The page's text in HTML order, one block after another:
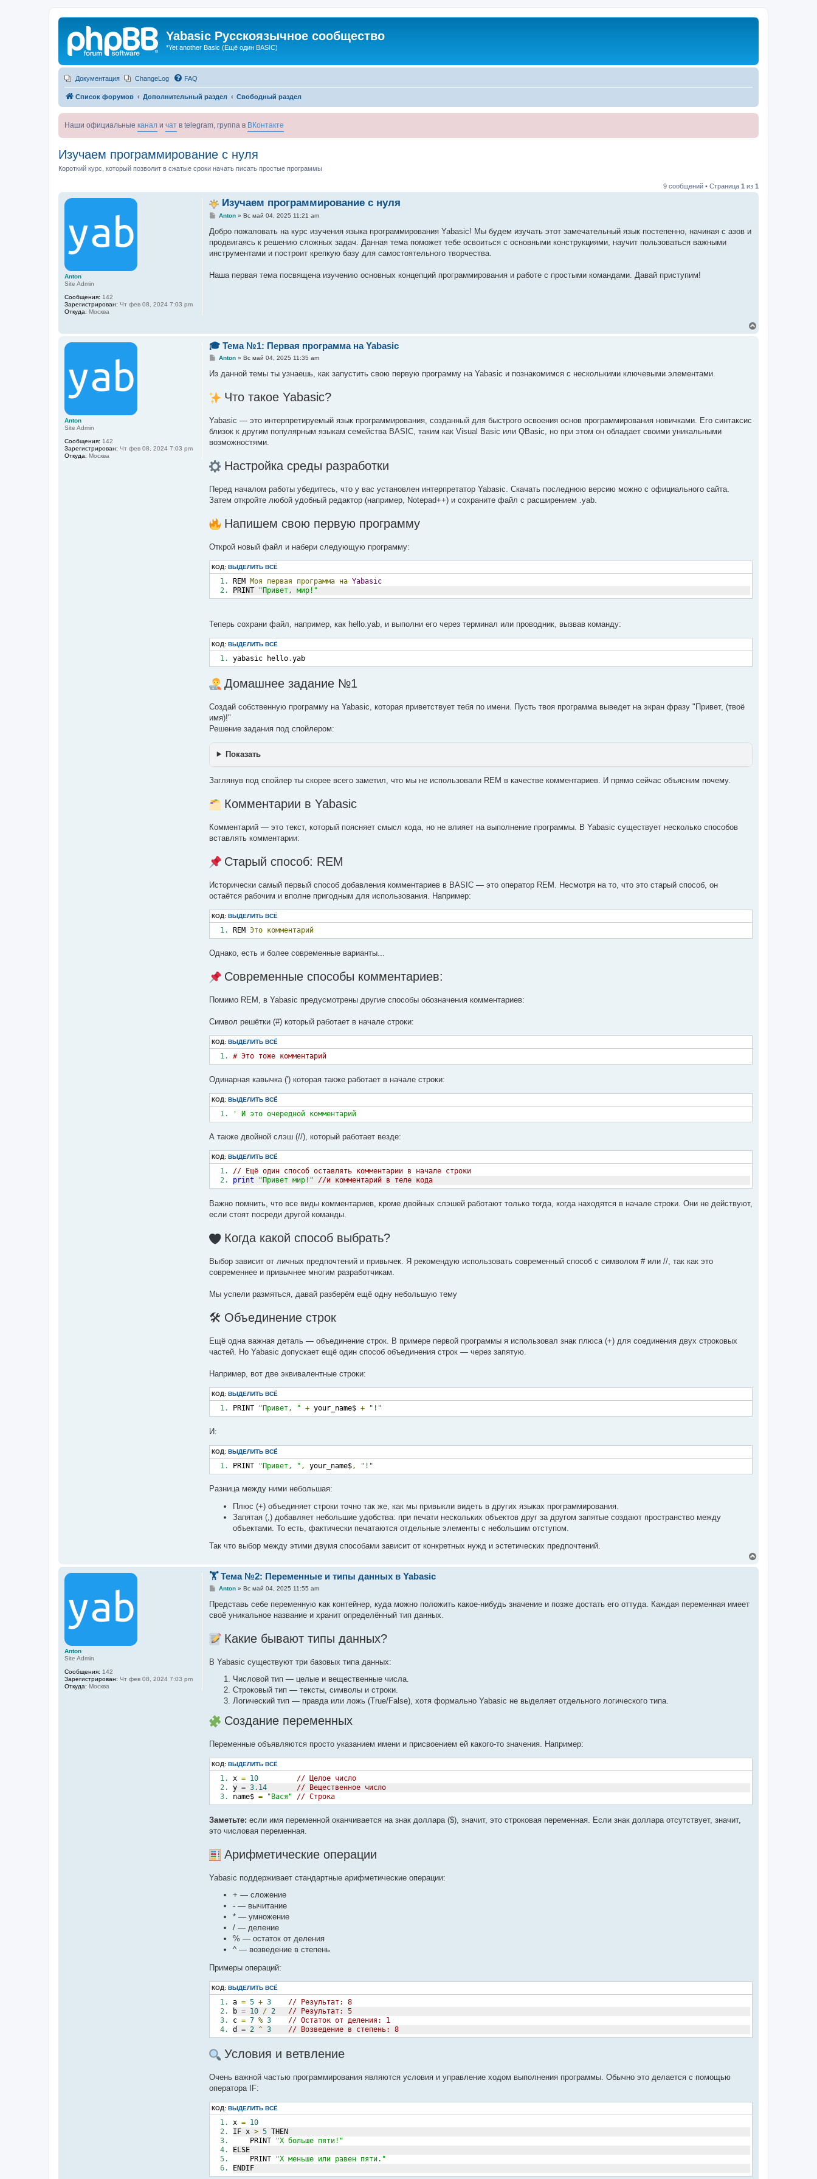
Yabasic Русскоязычное сообщество
*Yet another Basic (Ещё один BASIC)
Документация ChangeLog FAQ
Список форумов Дополнительный раздел Свободный раздел
Наши официальные канал и чат в telegram, группа в ВКонтакте
Изучаем программирование с нуля
Короткий курс, который позволит в сжатые сроки начать писать простые программы
9 сообщений • Страница 1 из 1
Anton
Site Admin
Сообщения: 142
Зарегистрирован: Чт фев 08, 2024 7:03 pm
Откуда: Москва
Изучаем программирование с нуля
С
о
щ
е
е
Anton» Вс май 04, 2025 11:21 am
Добро пожаловать на курс изучения языка программирования Yabasic! Мы будем изучать этот замечательный язык постепенно, начиная с азов и
продвигаясь к решению сложных задач. Данная тема поможет тебе освоиться с основными конструкциями, научит пользоваться важными
инструментами и построит крепкую базу для самостоятельного творчества.
Наша первая тема посвящена изучению основных концепций программирования и работе с простыми командами. Давай приступим!
Anton
Site Admin
Сообщения: 142
Зарегистрирован: Чт фев 08, 2024 7:03 pm
Откуда: Москва
🎓 Тема №1: Первая программа на Yabasic
С
о
е
н
Anton» Вс май 04, 2025 11:35 am
Из данной темы ты узнаешь, как запустить свою первую программу на Yabasic и познакомимся с несколькими ключевыми элементами.
Что такое Yabasic?
Yabasic — это интерпретируемый язык программирования, созданный для быстрого освоения основ программирования новичками. Его синтаксис
близок к другим популярным языкам семейства BASIC, таким как Visual Basic или QBasic, но при этом он обладает своими уникальными
возможностями.
Настройка среды разработки
Перед началом работы убедитесь, что у вас установлен интерпретатор Yabasic. Скачать последнюю версию можно с официального сайта.
Затем откройте любой удобный редактор (например, Notepad++) и сохраните файл с расширением .yab.
Напишем свою первую программу
Открой новый файл и набери следующую программу:
КОД: ВЫДЕЛИТЬ ВСЁ
REM Моя первая программа на Yabasic
PRINT
"Привет, мир!"
Теперь сохрани файл, например, как hello.yab, и выполни его через терминал или проводник, вызвав команду:
КОД: ВЫДЕЛИТЬ ВСЁ
yabasic hello.yab
Домашнее задание №1
Создай собственную программу на Yabasic, которая приветствует тебя по имени. Пусть твоя программа выведет на экран фразу "Привет, (твоё
имя)!"
Решение задания под спойлером:
Показать
Заглянув под спойлер ты скорее всего заметил, что мы не использовали REM в качестве комментариев. И прямо сейчас объясним почему.
Комментарии в Yabasic
Комментарий — это текст, который поясняет смысл кода, но не влияет на выполнение программы. В Yabasic существует несколько способов
вставлять комментарии:
Старый способ: REM
Исторически самый первый способ добавления комментариев в BASIC — это оператор REM. Несмотря на то, что это старый способ, он
остаётся рабочим и вполне пригодным для использования. Например:
КОД: ВЫДЕЛИТЬ ВСЁ
REM Это комментарий
Однако, есть и более современные варианты...
Современные способы комментариев:
Помимо REM, в Yabasic предусмотрены другие способы обозначения комментариев:
Символ решётки (#) который работает в начале строки:
КОД: ВЫДЕЛИТЬ ВСЁ
# Это тоже комментарий
Одинарная кавычка (') которая также работает в начале строки:
КОД: ВЫДЕЛИТЬ ВСЁ
' И это очередной комментарий
А также двойной слэш (//), который работает везде:
КОД: ВЫДЕЛИТЬ ВСЁ
// Ещё один способ оставлять комментарии в начале строки
print
"Привет мир!" //и комментарий в теле кода
Важно помнить, что все виды комментариев, кроме двойных слэшей работают только тогда, когда находятся в начале строки. Они не действуют,
если стоят посреди другой команды.
Когда какой способ выбрать?
Выбор зависит от личных предпочтений и привычек. Я рекомендую использовать современный способ с символом # или //, так как это
современнее и привычнее многим разработчикам.
Мы успели размяться, давай разберём ещё одну небольшую тему
🛠 Объединение строк
Ещё одна важная деталь — объединение строк. В примере первой программы я использовал знак плюса (+) для соединения двух строковых
частей. Но Yabasic допускает ещё один способ объединения строк — через запятую.
Например, вот две эквивалентные строки:
КОД: ВЫДЕЛИТЬ ВСЁ
PRINT "Привет, " + your_name$ + "!"
И:
КОД: ВЫДЕЛИТЬ ВСЁ
PRINT "Привет, " , your_name$, "!"
Разница между ними небольшая:
Плюс (+) объединяет строки точно так же, как мы привыкли видеть в других языках программирования.
Запятая (,) добавляет небольшие удобства: при печати нескольких объектов друг за другом запятые создают пространство между
объектами. То есть, фактически печатаются отдельные элементы с небольшим отступом.
Так что выбор между этими двумя способами зависит от конкретных нужд и эстетических предпочтений.
Anton
Site Admin
Сообщения: 142
Зарегистрирован: Чт фев 08, 2024 7:03 pm
Откуда: Москва
🏋️ Тема №2: Переменные и типы данных в Yabasic
С
о
щ
и
Anton» Вс май 04, 2025 11:55 am
Представь себе переменную как контейнер, куда можно положить какое-нибудь значение и позже достать его оттуда. Каждая переменная имеет
своё уникальное название и хранит определённый тип данных.
Какие бывают типы данных?
В Yabasic существуют три базовых типа данных:
Числовой тип — целые и вещественные числа.
Строковый тип — тексты, символы и строки.
Логический тип — правда или ложь (True/False), хотя формально Yabasic не выделяет отдельного логического типа.
Создание переменных
Переменные объявляются просто указанием имени и присвоением ей какого-то значения. Например:
КОД: ВЫДЕЛИТЬ ВСЁ
x = 10
// Целое число
y = 3.14
// Вещественное число
name$ = "Вася" // Строка
Заметьте: если имя переменной оканчивается на знак доллара ($), значит, это строковая переменная. Если знак доллара отсутствует, значит,
это числовая переменная.
Арифметические операции
Yabasic поддерживает стандартные арифметические операции:
+ — сложение
- — вычитание
* — умножение
/ — деление
% — остаток от деления
^ — возведение в степень
Примеры операций:
КОД: ВЫДЕЛИТЬ ВСЁ
a = 5 + 3
// Результат: 8
b = 10 / 2
// Результат: 5
c = 7 % 3
// Остаток от деления: 1
d = 2 ^ 3 // Возведение в степень: 8
Условия и ветвление
Очень важной частью программирования являются условия и управление ходом выполнения программы. Обычно это делается с помощью
оператора IF:
КОД: ВЫДЕЛИТЬ ВСЁ
x = 10
IF x > 5 THEN
    PRINT
"Х больше пяти!"
ELSE
    PRINT
"Х меньше или равен пяти."
ENDIF